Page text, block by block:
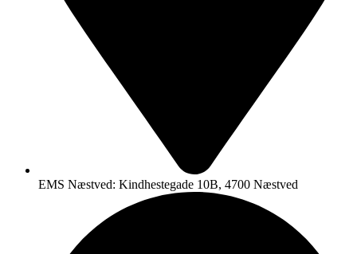
EMS Næstved: Kindhestegade 10B, 4700 Næstved